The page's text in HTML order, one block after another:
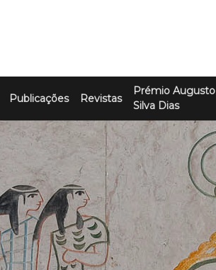
Publicações Revistas
Prémio Augusto
Silva Dias